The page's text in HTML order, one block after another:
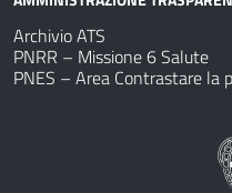
Archivio ATS
PNRR – Missione 6 Salute
PNES – Area Contrastare la